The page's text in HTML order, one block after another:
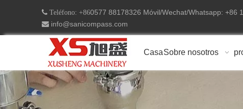
 Teléfono: +860577 88178326 Móvil/Wechat/Whatsapp: +86
 info@sanicompass.com
CasaSobre nosotros